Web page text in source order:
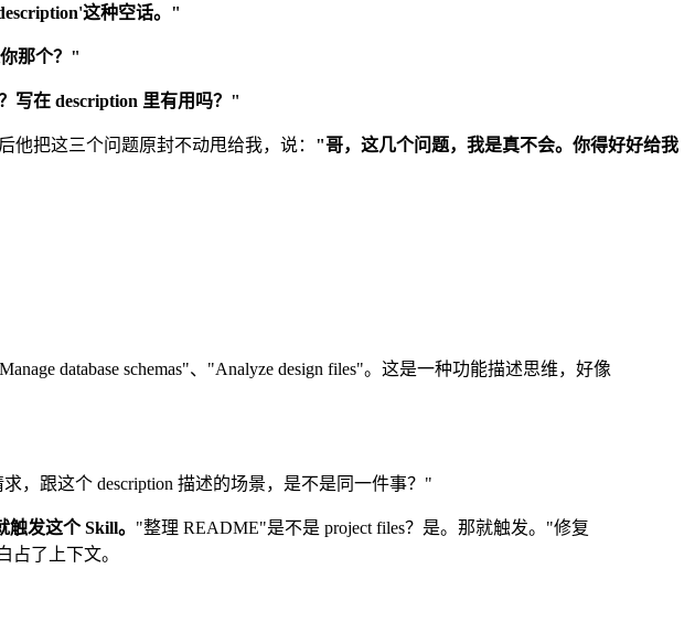
这种空话。"
那个？"
写在 description 里有用吗？"
把这三个问题原封不动甩给我，说： "哥，这几个问题，我是真不会。你得好好给我
database schemas"、"Analyze design files"。这是一种功能描述思维，好像
，跟这个 description 描述的场景，是不是同一件事？"
发这个 Skill。 "整理 README"是不是 project files？是。那就触发。"修复
占了上下文。